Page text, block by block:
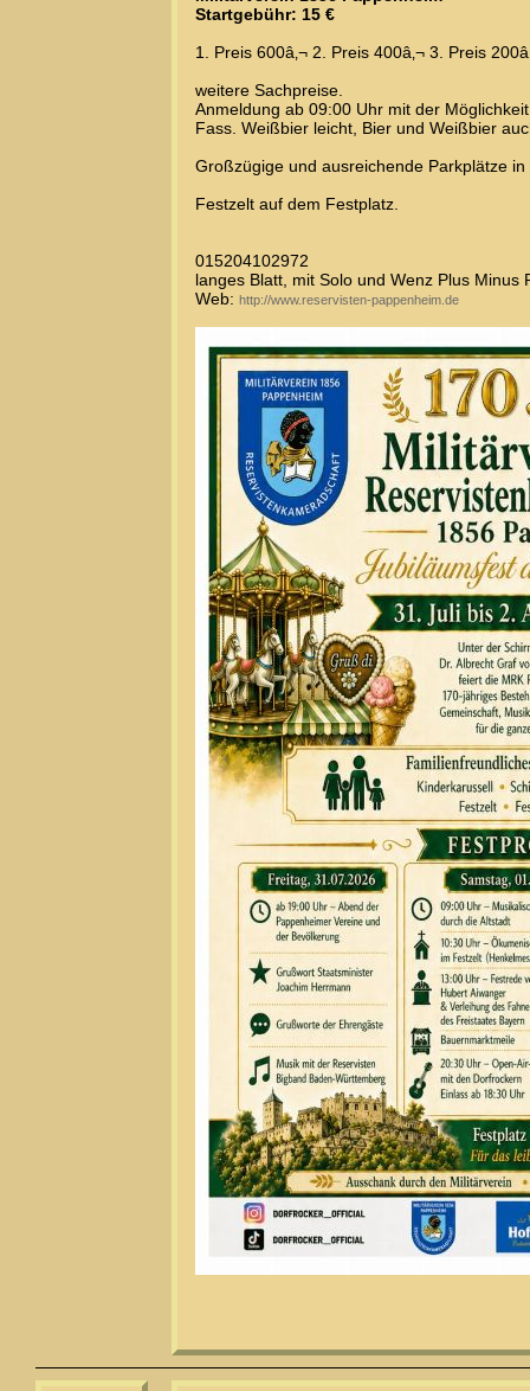
Startgebühr: 15 €
1. Preis 600â‚¬ 2. Preis 400â‚¬ 3. Preis
weitere Sachpreise.
Anmeldung ab 09:00 Uhr mit der
Fass. Weißbier leicht, Bier und Weißbier
Großzügige und ausreichende Parkplätze
Festzelt auf dem Festplatz.
015204102972
langes Blatt, mit Solo und Wenz Plus Minus
Web: http://www.reservisten-pappenheim.de